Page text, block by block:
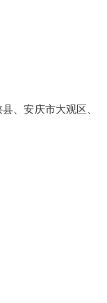
、安庆市大观区、